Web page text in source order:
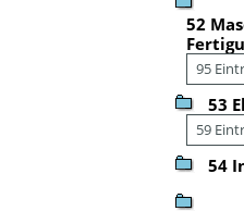
52
95
53
59
54